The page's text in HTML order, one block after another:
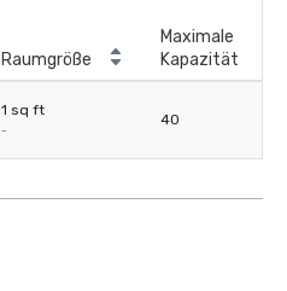
Raumgröße
Maximale
Kapazität
1 sq ft
-
40